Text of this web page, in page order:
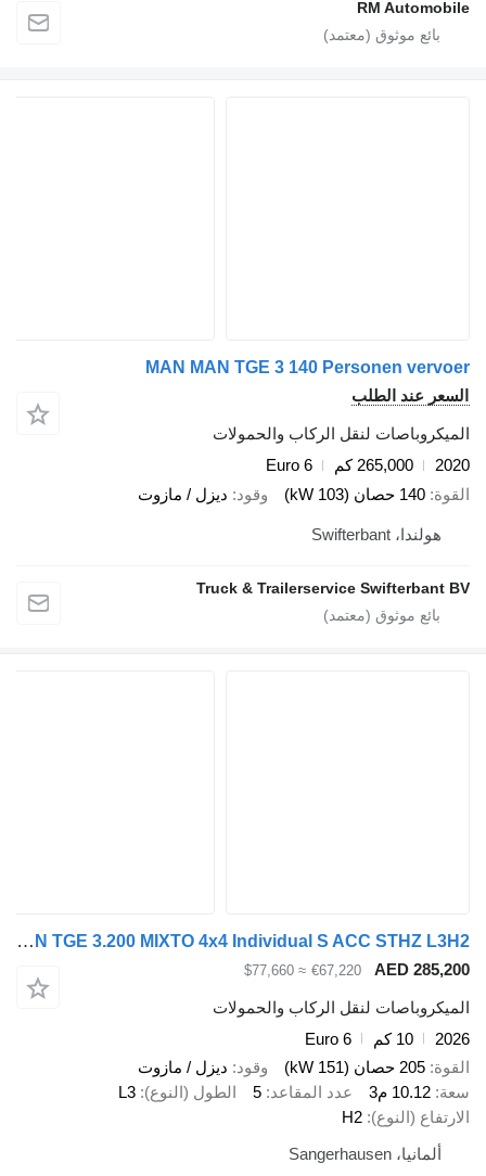
RM
MAN MAN TGE 3 140 Personen
عند الطلب
لنقل الركاب والحمولات
265,000 كم
Euro 6
140 حصان (103 kW)
وقود ديزل / مازوت
Truck & Trailerservice
MAN TGE 3.200 MIXTO 4x4 Individual S ACC STHZ L3H2
AED
€67,220
≈ $77,660
لنقل الركاب والحمولات
10 كم
Euro 6
205 حصان (151 kW)
وقود
ديزل / مازوت
10.12 م3
عدد المقاعد 5 الطول (النوع)
L3
(النوع) H2